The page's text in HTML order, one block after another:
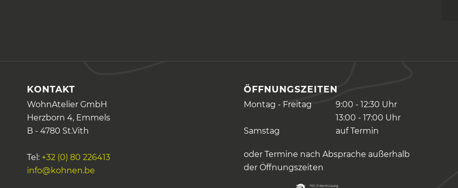
KONTAKT
WohnAtelier GmbH
Herzborn 4, Emmels
B - 4780 St.Vith
Tel: +32 (0) 80 226413
info@kohnen.be
ÖFFNUNGSZEITEN
Montag - Freitag
9:00 - 12:30 Uhr
13:00 - 17:00 Uhr
Samstag
auf Termin
oder Termine nach Absprache außerhalb
der Öffnungszeiten